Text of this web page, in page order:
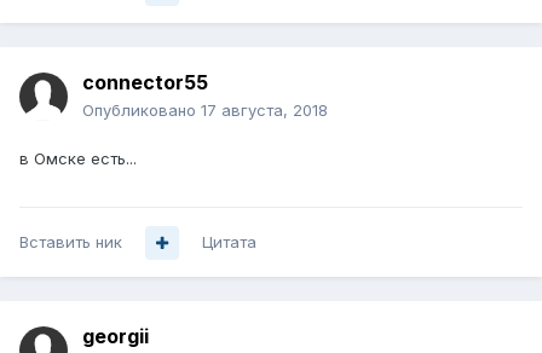
connector55
Опубликовано 17 августа, 2018
в Омске есть...
Вставить ник Цитата
georgii